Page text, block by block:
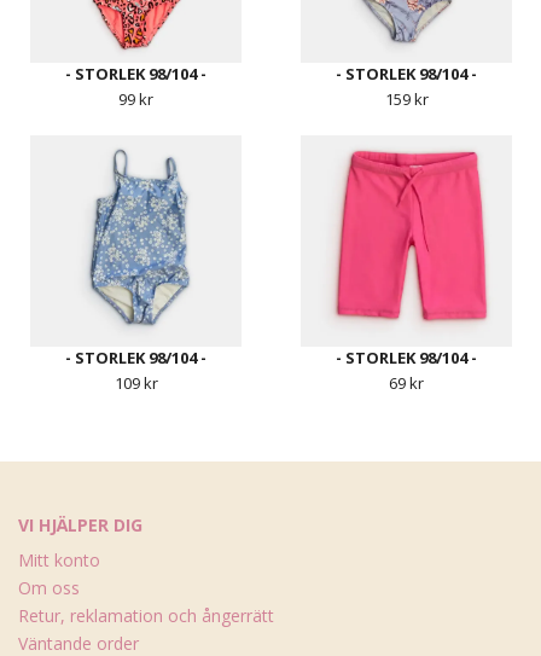
- STORLEK 98/104 -
99 kr
- STORLEK 98/104 -
159 kr
- STORLEK 98/104 -
109 kr
- STORLEK 98/104 -
69 kr
VI HJÄLPER DIG
Mitt konto
Om oss
Retur, reklamation och ångerrätt
Väntande order